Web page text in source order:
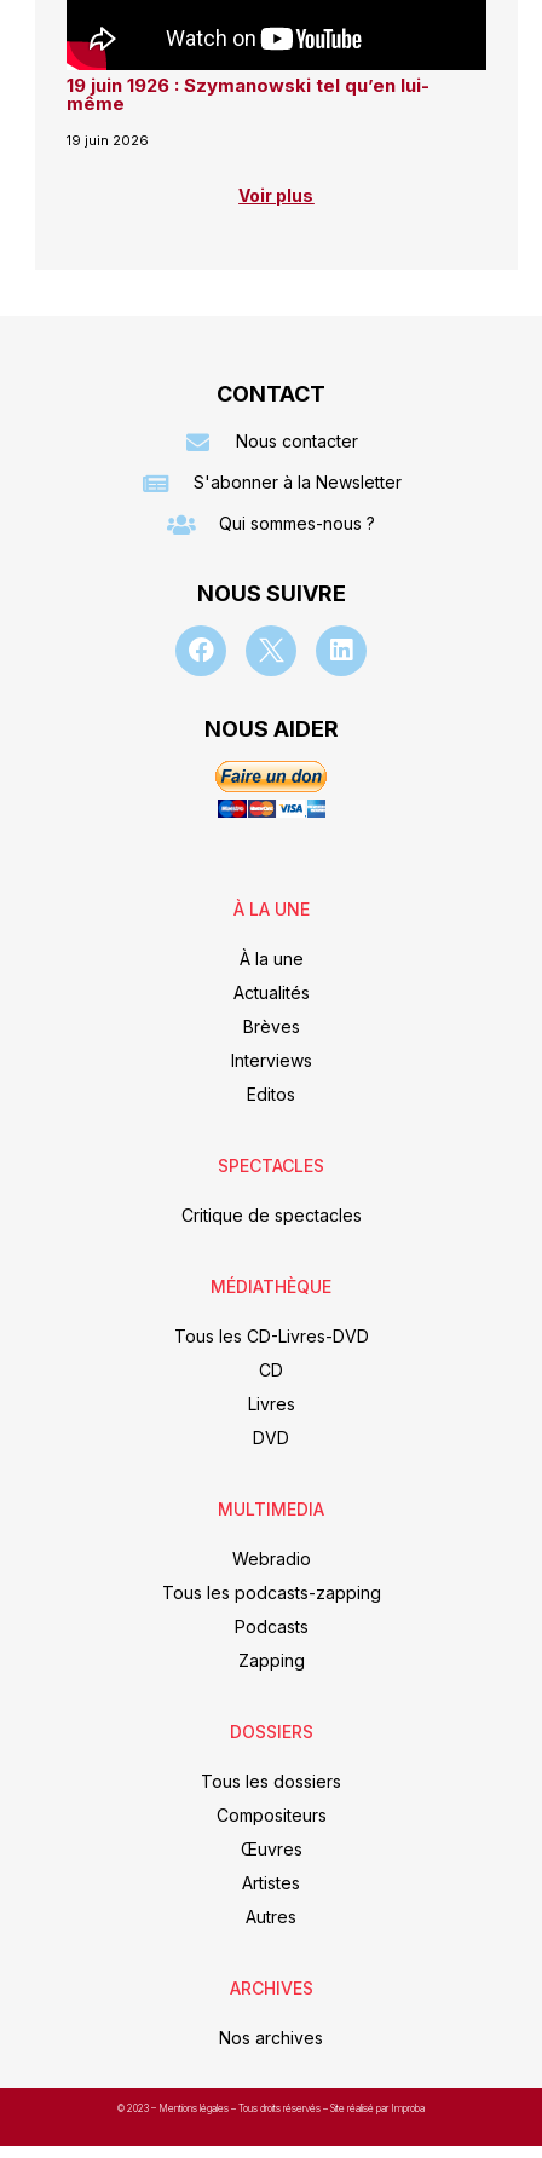
19 juin 1926 : Szymanowski tel qu’en lui-
même
19 juin 2026
Voir plus
CONTACT
Nous contacter
S'abonner à la Newsletter
Qui sommes-nous ?
NOUS SUIVRE
NOUS AIDER
À LA UNE
À la une
Actualités
Brèves
Interviews
Editos
SPECTACLES
Critique de spectacles
MÉDIATHÈQUE
Tous les CD-Livres-DVD
CD
Livres
DVD
MULTIMEDIA
Webradio
Tous les podcasts-zapping
Podcasts
Zapping
DOSSIERS
Tous les dossiers
Compositeurs
Œuvres
Artistes
Autres
ARCHIVES
Nos archives
© 2023 – Mentions légales – Tous droits réservés – Site réalisé par Improba